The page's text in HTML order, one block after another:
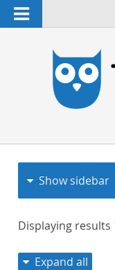
Navigation
Show sidebar
Displaying results
Expand all